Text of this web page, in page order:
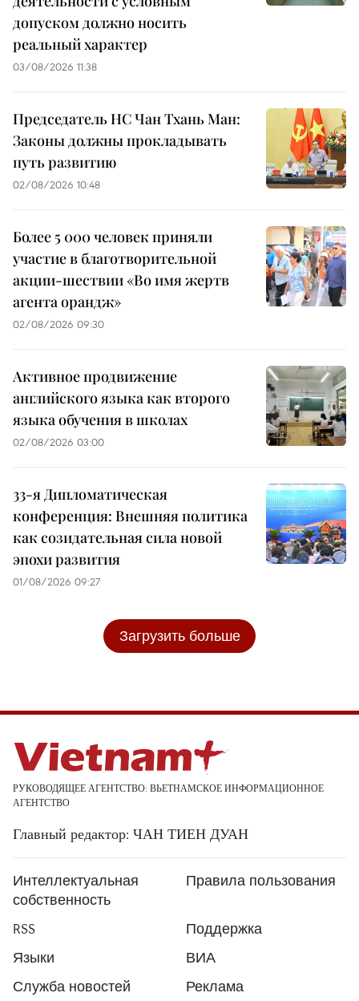
допуском должно носить
реальный характер
03/08/2026 11:38
Председатель НС Чан Тхань Ман:
Законы должны прокладывать
путь развитию
02/08/2026 10:48
Более 5 000 человек приняли
участие в благотворительной
акции-шествии «Во имя жертв
агента орандж»
02/08/2026 09:30
Активное продвижение
английского языка как второго
языка обучения в школах
02/08/2026 03:00
33-я Дипломатическая
конференция: Внешняя политика
как созидательная сила новой
эпохи развития
01/08/2026 09:27
Загрузить больше
РУКОВОДЯЩЕЕ АГЕНТСТВО: ВЬЕТНАМСКОЕ ИНФОРМАЦИОННОЕ
АГЕНТСТВО
Главный редактор: ЧАН ТИЕН ДУАН
Интеллектуальная
собственность
Правила пользования
RSS
Поддержка
Языки
ВИА
Служба новостей
Реклама